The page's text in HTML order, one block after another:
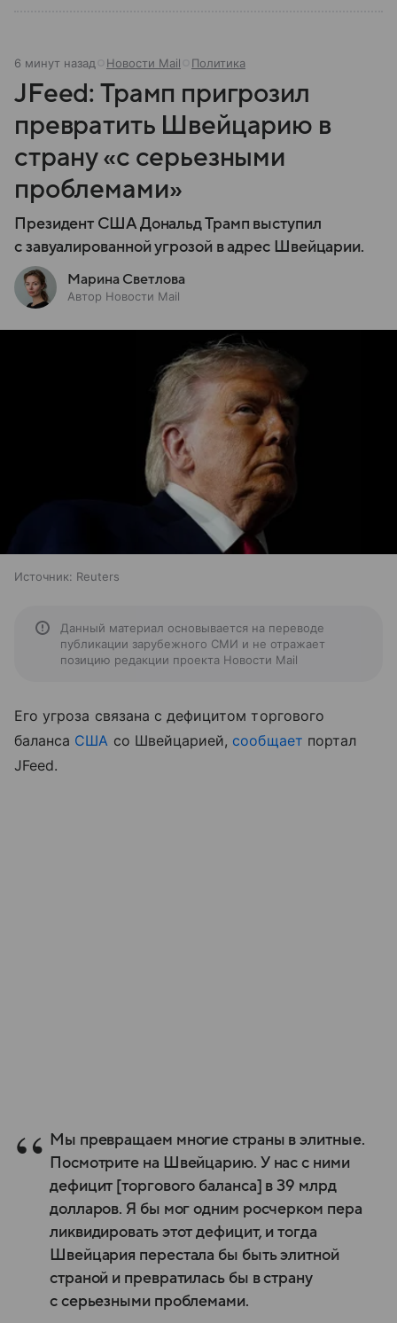
6 минут назад Новости Mail Политика
JFeed: Трамп пригрозил
превратить Швейцарию в
страну «с серьезными
проблемами»
Президент США Дональд Трамп выступил
с завуалированной угрозой в адрес Швейцарии.
Марина Светлова
Автор Новости Mail
Источник: Reuters
Данный материал основывается на переводе
публикации зарубежного СМИ и не отражает
позицию редакции проекта Новости Mail
Его угроза связана с дефицитом торгового
баланса США со Швейцарией, сообщает портал
JFeed.
Мы превращаем многие страны в элитные.
Посмотрите на Швейцарию. У нас с ними
дефицит [торгового баланса] в 39 млрд
долларов. Я бы мог одним росчерком пера
ликвидировать этот дефицит, и тогда
Швейцария перестала бы быть элитной
страной и превратилась бы в страну
с серьезными проблемами.